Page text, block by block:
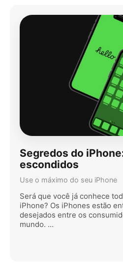
Segredos do
escondidos
Use o máximo do seu iPhone
Será que você já conhece
iPhone? Os iPhones estão
desejados entre os
mundo. …